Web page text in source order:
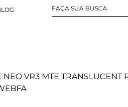
NEO VR3 MTE TRANSLUCENT